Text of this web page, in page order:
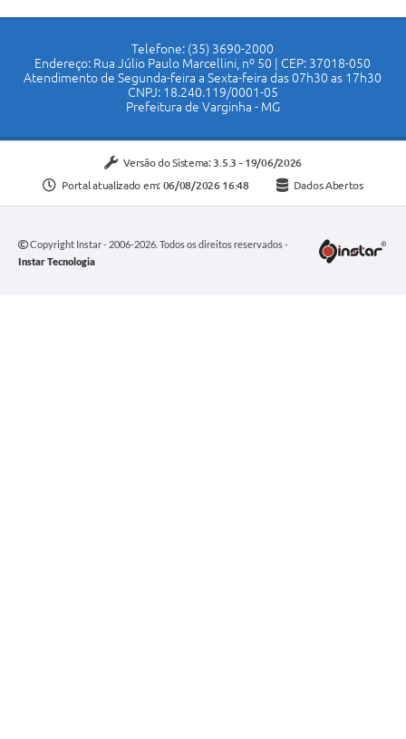
Telefone: (35) 3690-2000
Endereço: Rua Júlio Paulo Marcellini, nº 50 | CEP: 37018-050
Atendimento de Segunda-feira a Sexta-feira das 07h30 as 17h30
CNPJ: 18.240.119/0001-05
Prefeitura de Varginha - MG
Versão do Sistema: 3.5.3 - 19/06/2026
Portal atualizado em: 06/08/2026 16:48 Dados Abertos
Copyright Instar - 2006-2026. Todos os direitos reservados -
Instar Tecnologia